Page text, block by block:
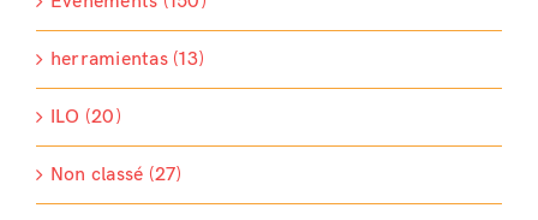
herramientas (13)
ILO (20)
Non classé (27)